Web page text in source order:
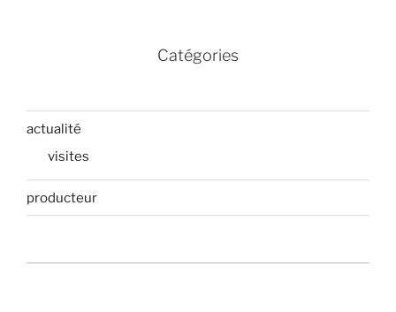
Catégories
actualité
visites
producteur